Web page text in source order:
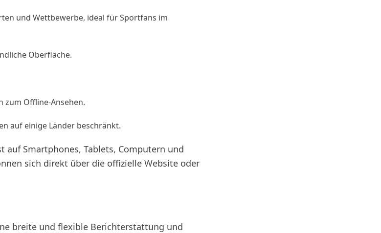
und Wettbewerbe, ideal für Sportfans im
Oberfläche.
zum Offline-Ansehen.
auf einige Länder beschränkt.
auf Smartphones, Tablets, Computern und
sich direkt über die offizielle Website oder
breite und flexible Berichterstattung und